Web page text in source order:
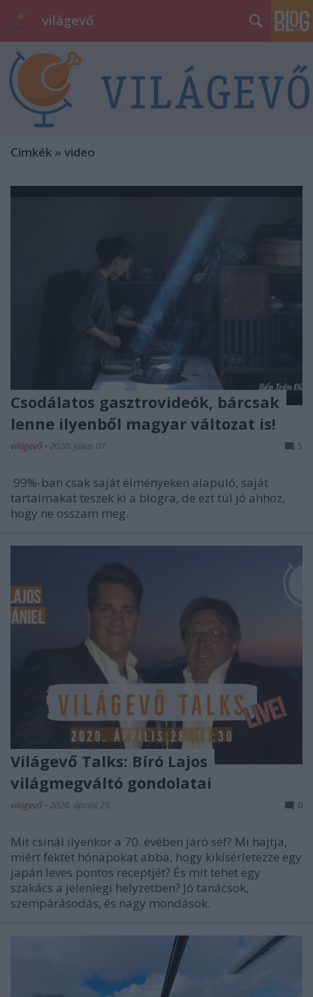
világevő
Címkék » video
Csodálatos gasztrovideók, bárcsak
lenne ilyenből magyar változat is!
világevő • 2020. július 07. 5
99%-ban csak saját élményeken alapuló, saját
tartalmakat teszek ki a blogra, de ezt túl jó ahhoz,
hogy ne osszam meg.
Világevő Talks: Bíró Lajos
világmegváltó gondolatai
világevő • 2020. április 29. 0
Mit csinál ilyenkor a 70. évében járó séf? Mi hajtja,
miért fektet hónapokat abba, hogy kikísérletezze egy
japán leves pontos receptjét? És mit tehet egy
szakács a jelenlegi helyzetben? Jó tanácsok,
szempárásodás, és nagy mondások.